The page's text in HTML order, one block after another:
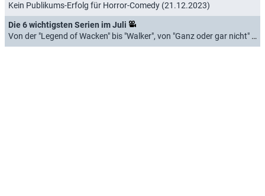
Kein Publikums-Erfolg für Horror-Comedy (21.12.2023)
Die 6 wichtigsten Serien im Juli
Von der "Legend of Wacken" bis "Walker", von "Ganz oder gar nicht" bis "Special Ops: Lioness" (30.06.2023)